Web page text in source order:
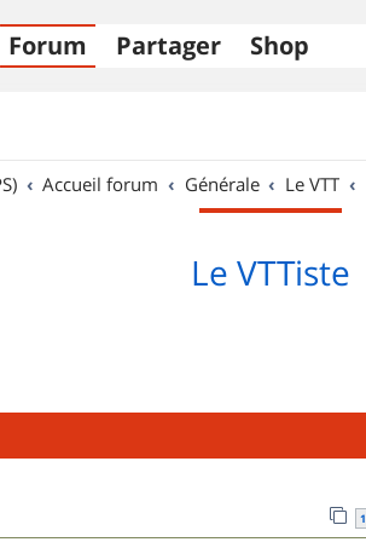
Forum Partager Shop
Accueil forum Générale Le VTT
Le VTTiste
1